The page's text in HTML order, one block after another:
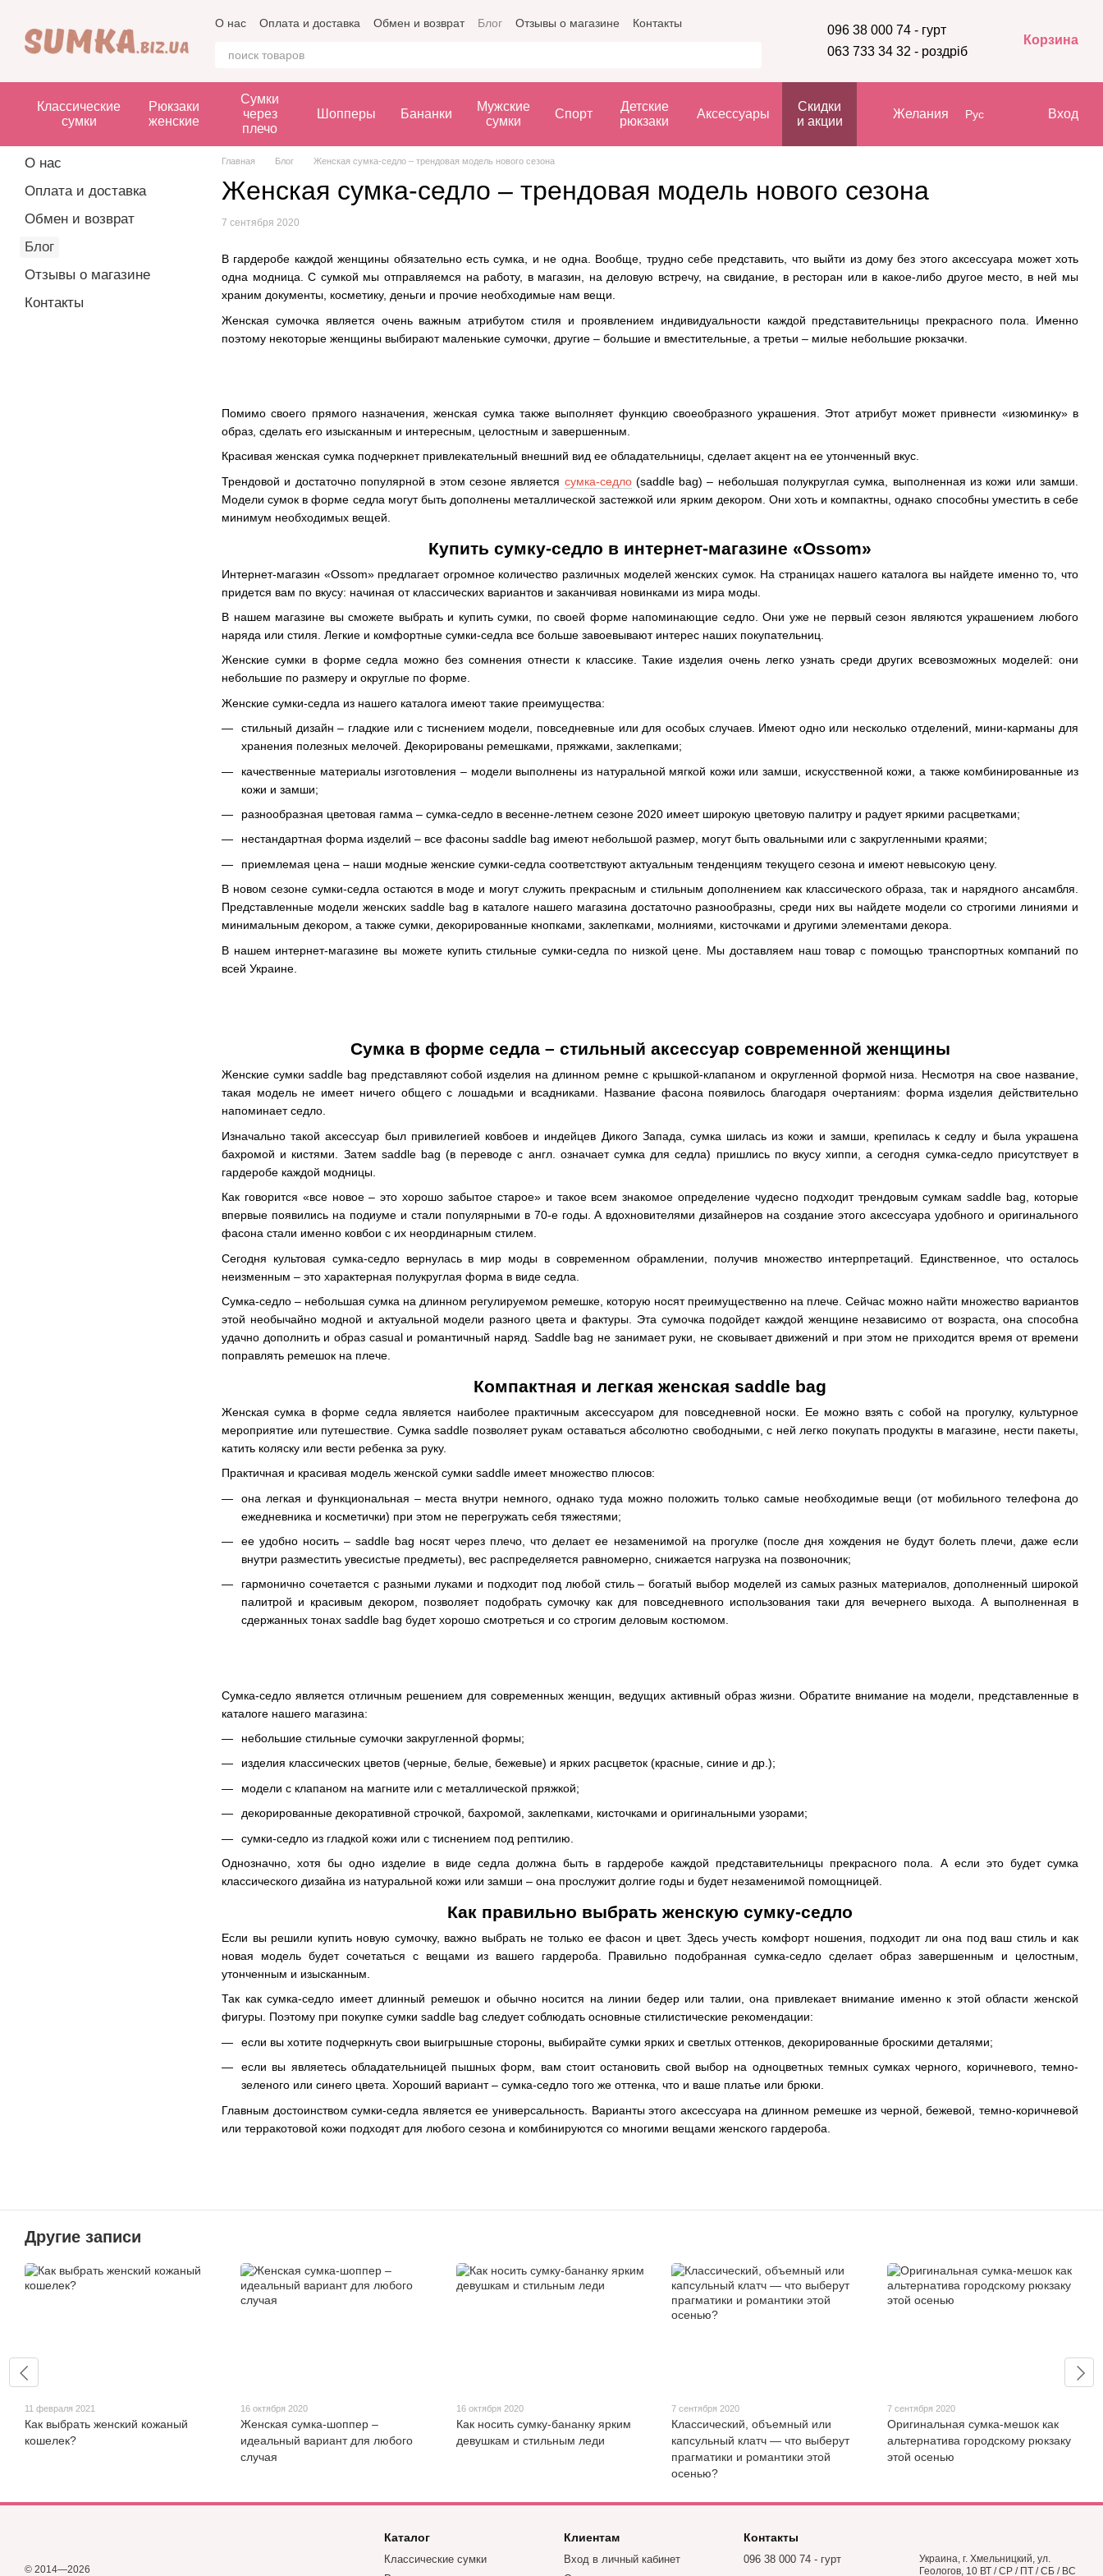
О нас Оплата и доставка Обмен и возврат Блог Отзывы о магазине Контакты
096 38 000 74 - гурт
063 733 34 32 - роздріб
Корзина
Классические
сумки
Рюкзаки
женские
Сумки
через
плечо
Шопперы Бананки
Мужские
сумки
Спорт
Детские
рюкзаки
Аксессуары
Скидки
и акции
Желания Рус Вход
Главная Блог Женская сумка-седло – трендовая модель нового сезона
Женская сумка-седло – трендовая модель нового сезона
7 сентября 2020
В гардеробе каждой женщины обязательно есть сумка, и не одна. Вообще, трудно себе представить, что выйти из дому без этого аксессуара может хоть
одна модница. С сумкой мы отправляемся на работу, в магазин, на деловую встречу, на свидание, в ресторан или в какое-либо другое место, в ней мы
храним документы, косметику, деньги и прочие необходимые нам вещи.
Женская сумочка является очень важным атрибутом стиля и проявлением индивидуальности каждой представительницы прекрасного пола. Именно
поэтому некоторые женщины выбирают маленькие сумочки, другие – большие и вместительные, а третьи – милые небольшие рюкзачки.
Помимо своего прямого назначения, женская сумка также выполняет функцию своеобразного украшения. Этот атрибут может привнести «изюминку» в
образ, сделать его изысканным и интересным, целостным и завершенным.
Красивая женская сумка подчеркнет привлекательный внешний вид ее обладательницы, сделает акцент на ее утонченный вкус.
Трендовой и достаточно популярной в этом сезоне является сумка-седло(saddle bag) – небольшая полукруглая сумка, выполненная из кожи или замши.
Модели сумок в форме седла могут быть дополнены металлической застежкой или ярким декором. Они хоть и компактны, однако способны уместить в себе
минимум необходимых вещей.
Купить сумку-седло в интернет-магазине «Ossom»
Интернет-магазин «Ossom» предлагает огромное количество различных моделей женских сумок. На страницах нашего каталога вы найдете именно то, что
придется вам по вкусу: начиная от классических вариантов и заканчивая новинками из мира моды.
В нашем магазине вы сможете выбрать и купить сумки, по своей форме напоминающие седло. Они уже не первый сезон являются украшением любого
наряда или стиля. Легкие и комфортные сумки-седла все больше завоевывают интерес наших покупательниц.
Женские сумки в форме седла можно без сомнения отнести к классике. Такие изделия очень легко узнать среди других всевозможных моделей: они
небольшие по размеру и округлые по форме.
Женские сумки-седла из нашего каталога имеют такие преимущества:
стильный дизайн – гладкие или с тиснением модели, повседневные или для особых случаев. Имеют одно или несколько отделений, мини-карманы для
хранения полезных мелочей. Декорированы ремешками, пряжками, заклепками;
качественные материалы изготовления – модели выполнены из натуральной мягкой кожи или замши, искусственной кожи, а также комбинированные из
кожи и замши;
разнообразная цветовая гамма – сумка-седло в весенне-летнем сезоне 2020 имеет широкую цветовую палитру и радует яркими расцветками;
нестандартная форма изделий – все фасоны saddle bag имеют небольшой размер, могут быть овальными или с закругленными краями;
приемлемая цена – наши модные женские сумки-седла соответствуют актуальным тенденциям текущего сезона и имеют невысокую цену.
В новом сезоне сумки-седла остаются в моде и могут служить прекрасным и стильным дополнением как классического образа, так и нарядного ансамбля.
Представленные модели женских saddle bag в каталоге нашего магазина достаточно разнообразны, среди них вы найдете модели со строгими линиями и
минимальным декором, а также сумки, декорированные кнопками, заклепками, молниями, кисточками и другими элементами декора.
В нашем интернет-магазине вы можете купить стильные сумки-седла по низкой цене. Мы доставляем наш товар с помощью транспортных компаний по
всей Украине.
Сумка в форме седла – стильный аксессуар современной женщины
Женские сумки saddle bag представляют собой изделия на длинном ремне с крышкой-клапаном и округленной формой низа. Несмотря на свое название,
такая модель не имеет ничего общего с лошадьми и всадниками. Название фасона появилось благодаря очертаниям: форма изделия действительно
напоминает седло.
Изначально такой аксессуар был привилегией ковбоев и индейцев Дикого Запада, сумка шилась из кожи и замши, крепилась к седлу и была украшена
бахромой и кистями. Затем saddle bag (в переводе с англ. означает сумка для седла) пришлись по вкусу хиппи, а сегодня сумка-седло присутствует в
гардеробе каждой модницы.
Как говорится «все новое – это хорошо забытое старое» и такое всем знакомое определение чудесно подходит трендовым сумкам saddle bag, которые
впервые появились на подиуме и стали популярными в 70-е годы. А вдохновителями дизайнеров на создание этого аксессуара удобного и оригинального
фасона стали именно ковбои с их неординарным стилем.
Сегодня культовая сумка-седло вернулась в мир моды в современном обрамлении, получив множество интерпретаций. Единственное, что осталось
неизменным – это характерная полукруглая форма в виде седла.
Сумка-седло – небольшая сумка на длинном регулируемом ремешке, которую носят преимущественно на плече. Сейчас можно найти множество вариантов
этой необычайно модной и актуальной модели разного цвета и фактуры. Эта сумочка подойдет каждой женщине независимо от возраста, она способна
удачно дополнить и образ casual и романтичный наряд. Saddle bag не занимает руки, не сковывает движений и при этом не приходится время от времени
поправлять ремешок на плече.
Компактная и легкая женская saddle bag
Женская сумка в форме седла является наиболее практичным аксессуаром для повседневной носки. Ее можно взять с собой на прогулку, культурное
мероприятие или путешествие. Сумка saddle позволяет рукам оставаться абсолютно свободными, с ней легко покупать продукты в магазине, нести пакеты,
катить коляску или вести ребенка за руку.
Практичная и красивая модель женской сумки saddle имеет множество плюсов:
она легкая и функциональная – места внутри немного, однако туда можно положить только самые необходимые вещи (от мобильного телефона до
ежедневника и косметички) при этом не перегружать себя тяжестями;
ее удобно носить – saddle bag носят через плечо, что делает ее незаменимой на прогулке (после дня хождения не будут болеть плечи, даже если
внутри разместить увесистые предметы), вес распределяется равномерно, снижается нагрузка на позвоночник;
гармонично сочетается с разными луками и подходит под любой стиль – богатый выбор моделей из самых разных материалов, дополненный широкой
палитрой и красивым декором, позволяет подобрать сумочку как для повседневного использования таки для вечернего выхода. А выполненная в
сдержанных тонах saddle bag будет хорошо смотреться и со строгим деловым костюмом.
Сумка-седло является отличным решением для современных женщин, ведущих активный образ жизни. Обратите внимание на модели, представленные в
каталоге нашего магазина:
небольшие стильные сумочки закругленной формы;
изделия классических цветов (черные, белые, бежевые) и ярких расцветок (красные, синие и др.);
модели с клапаном на магните или с металлической пряжкой;
декорированные декоративной строчкой, бахромой, заклепками, кисточками и оригинальными узорами;
сумки-седло из гладкой кожи или с тиснением под рептилию.
Однозначно, хотя бы одно изделие в виде седла должна быть в гардеробе каждой представительницы прекрасного пола. А если это будет сумка
классического дизайна из натуральной кожи или замши – она прослужит долгие годы и будет незаменимой помощницей.
Как правильно выбрать женскую сумку-седло
Если вы решили купить новую сумочку, важно выбрать не только ее фасон и цвет. Здесь учесть комфорт ношения, подходит ли она под ваш стиль и как
новая модель будет сочетаться с вещами из вашего гардероба. Правильно подобранная сумка-седло сделает образ завершенным и целостным,
утонченным и изысканным.
Так как сумка-седло имеет длинный ремешок и обычно носится на линии бедер или талии, она привлекает внимание именно к этой области женской
фигуры. Поэтому при покупке сумки saddle bag следует соблюдать основные стилистические рекомендации:
если вы хотите подчеркнуть свои выигрышные стороны, выбирайте сумки ярких и светлых оттенков, декорированные броскими деталями;
если вы являетесь обладательницей пышных форм, вам стоит остановить свой выбор на одноцветных темных сумках черного, коричневого, темно-
зеленого или синего цвета. Хороший вариант – сумка-седло того же оттенка, что и ваше платье или брюки.
Главным достоинством сумки-седла является ее универсальность. Варианты этого аксессуара на длинном ремешке из черной, бежевой, темно-коричневой
или терракотовой кожи подходят для любого сезона и комбинируются со многими вещами женского гардероба.
О нас
Оплата и доставка
Обмен и возврат
Блог
Отзывы о магазине
Контакты
Другие записи
11 февраля 2021
Как выбрать женский кожаный
кошелек?
16 октября 2020
Женская сумка-шоппер –
идеальный вариант для любого
случая
16 октября 2020
Как носить сумку-бананку ярким
девушкам и стильным леди
7 сентября 2020
Классический, объемный или
капсульный клатч — что выберут
прагматики и романтики этой
осенью?
7 сентября 2020
Оригинальная сумка-мешок как
альтернатива городскому рюкзаку
этой осенью
© 2014—2026
Каталог
Классические сумки
Клиентам
Вход в личный кабинет
Контакты
096 38 000 74 - гурт
Украина, г. Хмельницкий, ул.
Геологов, 10 ВТ / СР / ПТ / СБ / ВС